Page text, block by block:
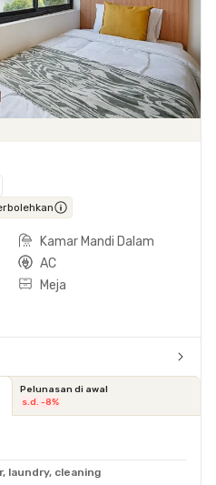
Kamar Mandi Dalam
AC
Meja
Pelunasan di awal
s.d. -8%
laundry, cleaning